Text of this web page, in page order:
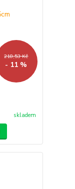
218,53 Kč
- 11 %
skladem